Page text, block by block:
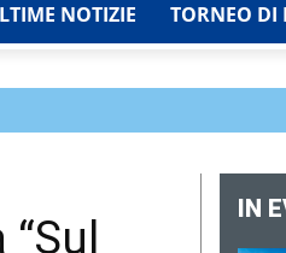
NOTIZIE TORNEO DI
IN